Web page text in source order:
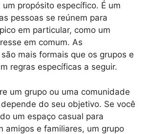
um propósito específico. É um
pessoas se reúnem para
em particular, como um
em comum. As
mais formais que os grupos e
regras específicas a seguir.
um grupo ou uma comunidade
do seu objetivo. Se você
um espaço casual para
amigos e familiares, um grupo